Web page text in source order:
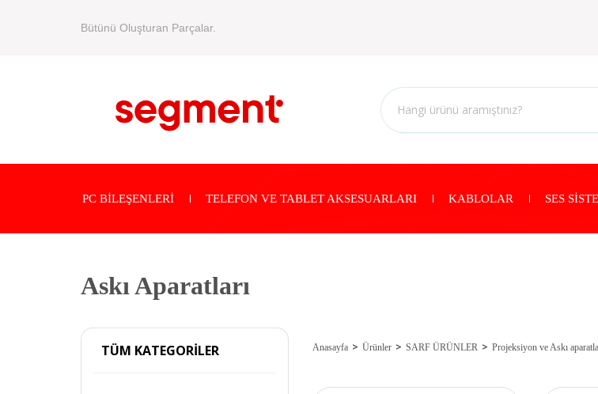
Bütünü Oluşturan Parçalar.
PC BİLEŞENLERİ TELEFON VE TABLET AKSESUARLARI KABLOLAR SES
Askı Aparatları
TÜM KATEGORİLER Anasayfa Ürünler SARF ÜRÜNLER Projeksiyon ve Askı